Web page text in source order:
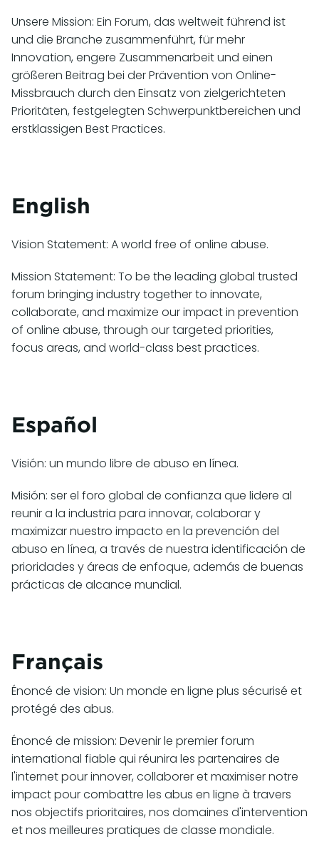
Unsere Mission: Ein Forum, das weltweit führend ist
und die Branche zusammenführt, für mehr
Innovation, engere Zusammenarbeit und einen
größeren Beitrag bei der Prävention von Online-
Missbrauch durch den Einsatz von zielgerichteten
Prioritäten, festgelegten Schwerpunktbereichen und
erstklassigen Best Practices.
English
Vision Statement: A world free of online abuse.
Mission Statement: To be the leading global trusted
forum bringing industry together to innovate,
collaborate, and maximize our impact in prevention
of online abuse, through our targeted priorities,
focus areas, and world-class best practices.
Español
Visión: un mundo libre de abuso en línea.
Misión: ser el foro global de confianza que lidere al
reunir a la industria para innovar, colaborar y
maximizar nuestro impacto en la prevención del
abuso en línea, a través de nuestra identificación de
prioridades y áreas de enfoque, además de buenas
prácticas de alcance mundial.
Français
Énoncé de vision: Un monde en ligne plus sécurisé et
protégé des abus.
Énoncé de mission: Devenir le premier forum
international fiable qui réunira les partenaires de
l'internet pour innover, collaborer et maximiser notre
impact pour combattre les abus en ligne à travers
nos objectifs prioritaires, nos domaines d'intervention
et nos meilleures pratiques de classe mondiale.